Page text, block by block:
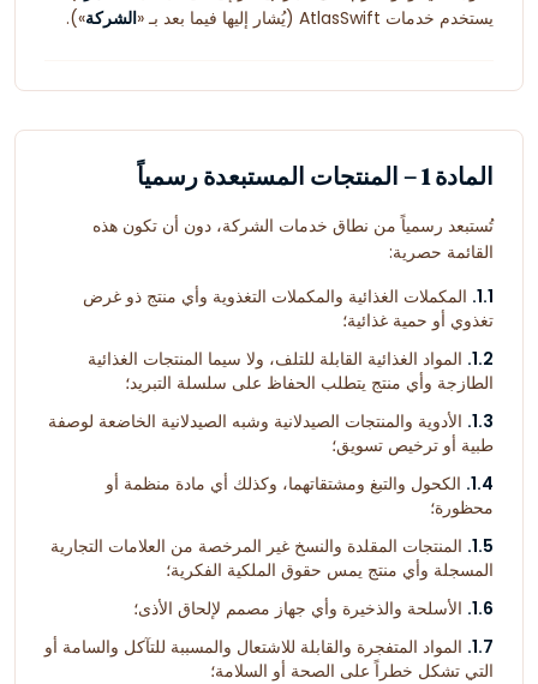
تسجيل الدخول
يستخدم خدمات AtlasSwift (يُشار إليها فيما بعد بـ «
الشركة»).
المادة 1 – المنتجات المستبعدة رسمياً
تُستبعد رسمياً من نطاق خدمات الشركة، دون أن تكون هذه
القائمة حصرية:
1.1. المكملات الغذائية والمكملات التغذوية وأي منتج ذو غرض
تغذوي أو حمية غذائية؛
1.2. المواد الغذائية القابلة للتلف، ولا سيما المنتجات الغذائية
الطازجة وأي منتج يتطلب الحفاظ على سلسلة التبريد؛
1.3. الأدوية والمنتجات الصيدلانية وشبه الصيدلانية الخاضعة لوصفة
طبية أو ترخيص تسويق؛
1.4. الكحول والتبغ ومشتقاتهما، وكذلك أي مادة منظمة أو
محظورة؛
1.5. المنتجات المقلدة والنسخ غير المرخصة من العلامات التجارية
المسجلة وأي منتج يمس حقوق الملكية الفكرية؛
1.6. الأسلحة والذخيرة وأي جهاز مصمم لإلحاق الأذى؛
1.7. المواد المتفجرة والقابلة للاشتعال والمسببة للتآكل والسامة أو
التي تشكل خطراً على الصحة أو السلامة؛